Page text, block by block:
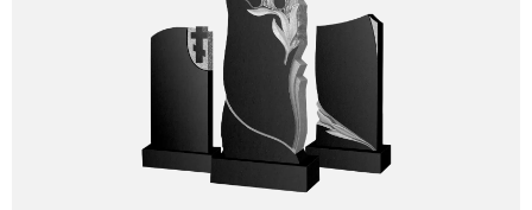
Голуби
Распятие
Скорбящие
Цветы